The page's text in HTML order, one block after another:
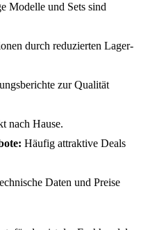
Modelle und Sets sind
durch reduzierten Lager-
zur Qualität
nach Hause.
Häufig attraktive Deals
Daten und Preise